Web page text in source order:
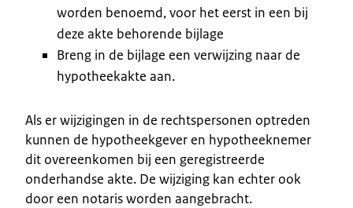
worden benoemd, voor het eerst in een bij
deze akte behorende bijlage
Breng in de bijlage een verwijzing naar de
hypotheekakte aan.
Als er wijzigingen in de rechtspersonen optreden
kunnen de hypotheekgever en hypotheeknemer
dit overeenkomen bij een geregistreerde
onderhandse akte. De wijziging kan echter ook
door een notaris worden aangebracht.